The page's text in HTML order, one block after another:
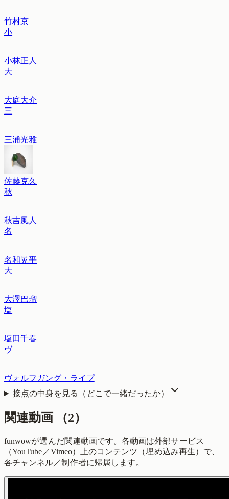
竹村京
小
小林正人
大
大庭大介
三
三浦光雅
佐藤克久
秋
秋吉風人
名
名和晃平
大
大澤巴瑠
塩
塩田千春
ヴ
ヴォルフガング・ライプ
接点の中身を見る（どこで一緒だったか）
関連動画 （2）
funwowが選んだ関連動画です。各動画は外部サービス
（YouTube／Vimeo）上のコンテンツ（埋め込み再生）で、
各チャンネル／制作者に帰属します。